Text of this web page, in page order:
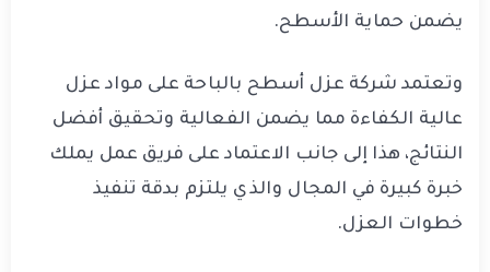
يضمن حماية الأسطح.
وتعتمد شركة عزل أسطح بالباحة على مواد عزل
عالية الكفاءة مما يضمن الفعالية وتحقيق أفضل
النتائج، هذا إلى جانب الاعتماد على فريق عمل يملك
خبرة كبيرة في المجال والذي يلتزم بدقة تنفيذ
خطوات العزل.